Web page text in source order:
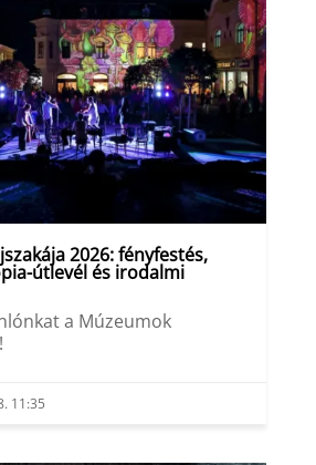
2026: fényfestés,
útlevél és irodalmi
a Múzeumok
11:35